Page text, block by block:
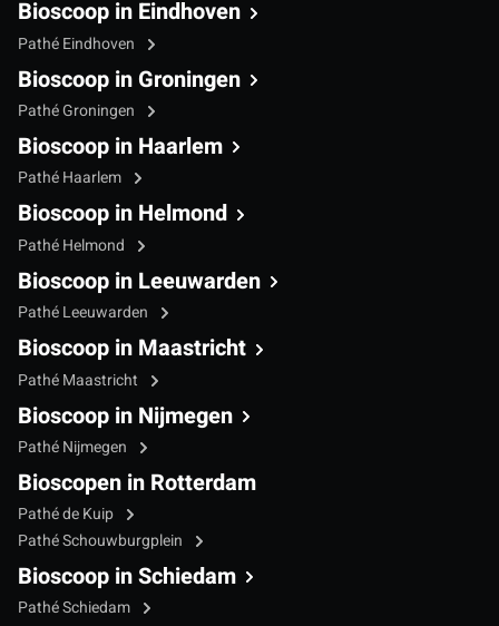
Bioscoop in Eindhoven
Pathé Eindhoven
Bioscoop in Groningen
Pathé Groningen
Bioscoop in Haarlem
Pathé Haarlem
Bioscoop in Helmond
Pathé Helmond
Bioscoop in Leeuwarden
Pathé Leeuwarden
Bioscoop in Maastricht
Pathé Maastricht
Bioscoop in Nijmegen
Pathé Nijmegen
Bioscopen in Rotterdam
Pathé de Kuip
Pathé Schouwburgplein
Bioscoop in Schiedam
Pathé Schiedam